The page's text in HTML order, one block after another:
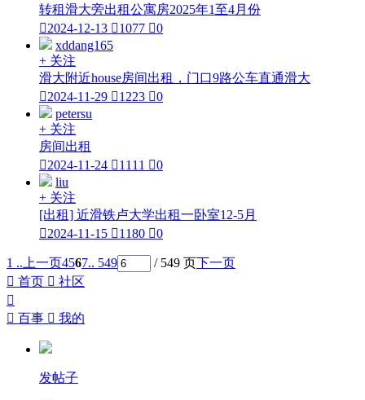
转租滑大旁出租公寓房2025年1至4月份
2024-12-13 1077 0
xddang165
+ 关注
滑大附近house房间出租，门口9路公车直通滑大
2024-11-29 1223 0
petersu
+ 关注
房间出租
2024-11-24 1111 0
liu
+ 关注
[出租] 近滑铁卢大学出租一卧室12-5月
2024-11-15 1180 0
1 .. 上一页4567.. 549 / 549 页下一页
 首页  社区

 百事  我的
发帖子